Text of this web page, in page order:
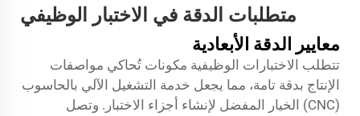
متطلبات الدقة في الاختبار الوظيفي
معايير الدقة الأبعادية
تتطلب الاختبارات الوظيفية مكونات تُحاكي مواصفات
الإنتاج بدقة تامة، مما يجعل خدمة التشغيل الآلي بالحاسوب
(CNC) الخيار المفضل لإنشاء أجزاء الاختبار. وتصل